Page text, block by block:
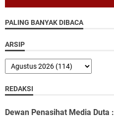
PALING BANYAK DIBACA
ARSIP
REDAKSI
Dewan Penasihat Media Duta :